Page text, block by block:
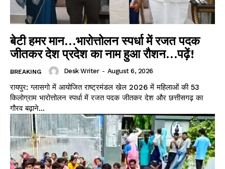
बेटी हमर मान…भारोत्तोलन स्पर्धा में रजत पदक
जीतकर देश प्रदेश का नाम हुआ रौशन…पढ़ें!
BREAKING Desk Writer - August 6, 2026
रायपुर: ग्लासगो में आयोजित राष्ट्रमंडल खेल 2026 में महिलाओं की 53
किलोग्राम भारोत्तोलन स्पर्धा में रजत पदक जीतकर देश और छत्तीसगढ़ का
गौरव बढ़ाने...